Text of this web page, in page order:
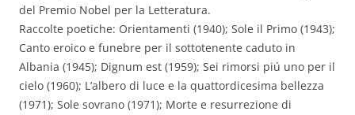
del Premio Nobel per la Letteratura.
Raccolte poetiche: Orientamenti (1940); Sole il Primo (1943);
Canto eroico e funebre per il sottotenente caduto in
Albania (1945); Dignum est (1959); Sei rimorsi piú uno per il
cielo (1960); L’albero di luce e la quattordicesima bellezza
(1971); Sole sovrano (1971); Morte e resurrezione di